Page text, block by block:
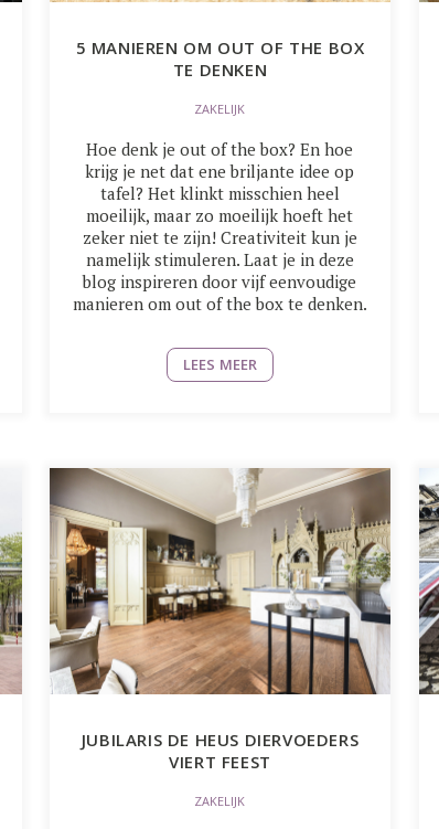
5 MANIEREN OM OUT OF THE BOX
TE DENKEN
ZAKELIJK
Hoe denk je out of the box? En hoe
krijg je net dat ene briljante idee op
tafel? Het klinkt misschien heel
moeilijk, maar zo moeilijk hoeft het
zeker niet te zijn! Creativiteit kun je
namelijk stimuleren. Laat je in deze
blog inspireren door vijf eenvoudige
manieren om out of the box te denken.
LEES MEER
JUBILARIS DE HEUS DIERVOEDERS
VIERT FEEST
ZAKELIJK